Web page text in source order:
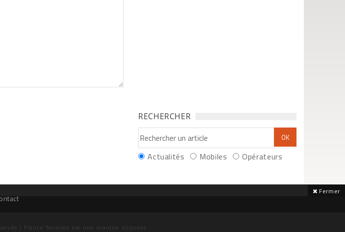
RECHERCHER
Actualités Mobiles Opérateurs
| France Mobiles est une marque déposée.
Fermer